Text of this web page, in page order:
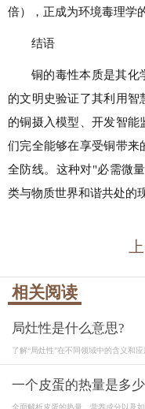
倍），正成为环境毒理学
结语
铜的毒性本质是其化
的文明史验证了其利用
的铜摄入模型、开发智
们完全能够在享受铜带来
全防线。这种对"必需微
类与物质世界和谐共处的
相关阅读
局灶性是什么意思?
一个皮蛋的热量是多少
全面解析皮蛋的热量、营养成分以及